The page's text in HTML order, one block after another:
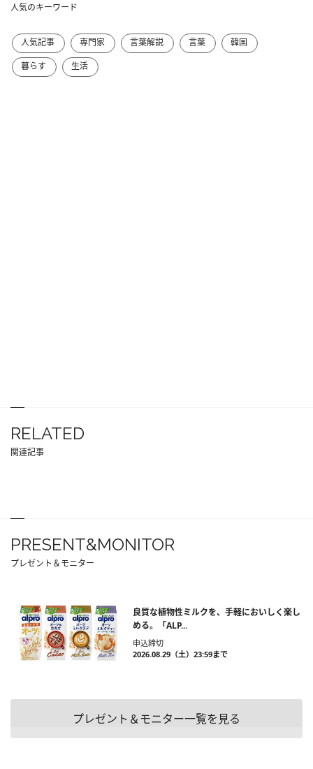
人気のキーワード
人気記事 専門家 言葉解説 言葉
韓国
暮らす
生活
RELATED
関連記事
PRESENT&MONITOR
プレゼント＆モニター
良質な植物性ミルクを、手軽においしく楽し
める。「ALP...
申込締切
2026.08.29（土）23:59まで
プレゼント＆モニター一覧を見る